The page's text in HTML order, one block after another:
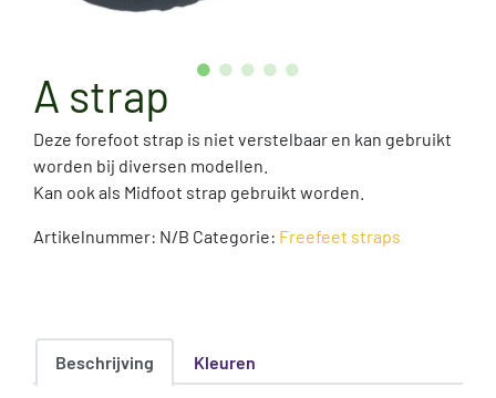
A strap
Deze forefoot strap is niet verstelbaar en kan gebruikt
worden bij diversen modellen.
Kan ook als Midfoot strap gebruikt worden.
Artikelnummer: N/B Categorie: Freefeet straps
Beschrijving Kleuren